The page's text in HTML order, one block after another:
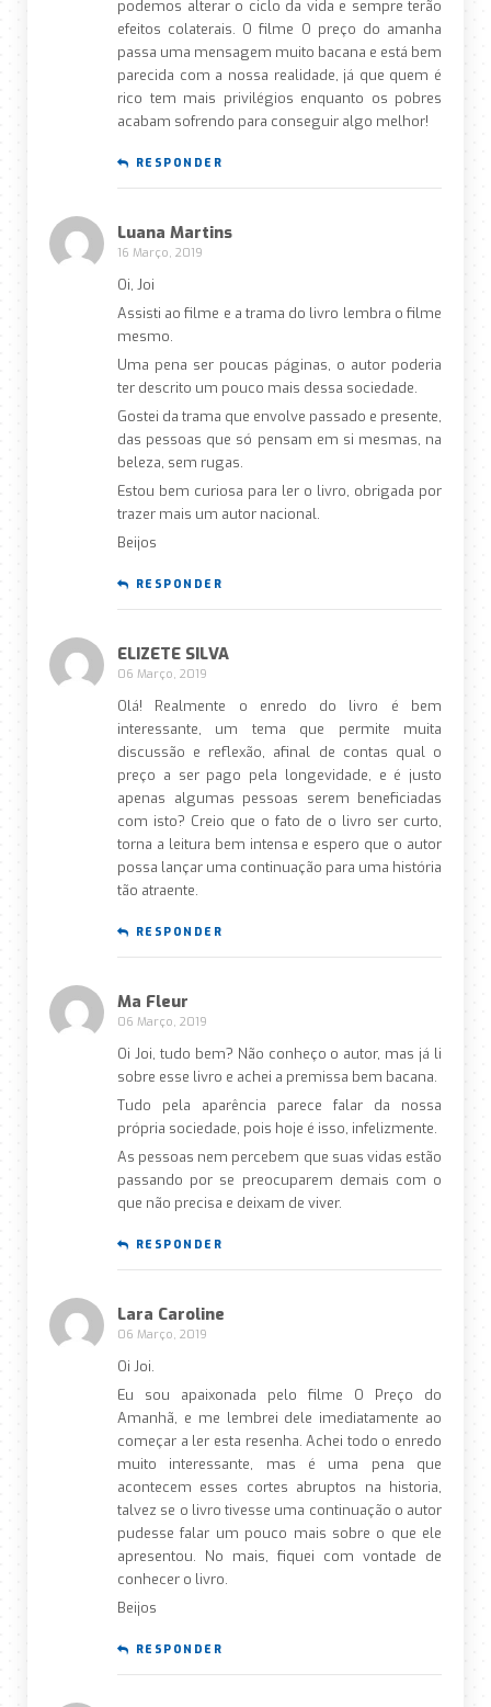
podemos alterar o ciclo da vida e sempre terão
efeitos colaterais. O filme O preço do amanha
passa uma mensagem muito bacana e está bem
parecida com a nossa realidade, já que quem é
rico tem mais privilégios enquanto os pobres
acabam sofrendo para conseguir algo melhor!
RESPONDER
Luana Martins
16 Março, 2019
Oi, Joi
Assisti ao filme e a trama do livro lembra o filme
mesmo.
Uma pena ser poucas páginas, o autor poderia
ter descrito um pouco mais dessa sociedade.
Gostei da trama que envolve passado e presente,
das pessoas que só pensam em si mesmas, na
beleza, sem rugas.
Estou bem curiosa para ler o livro, obrigada por
trazer mais um autor nacional.
Beijos
RESPONDER
ELIZETE SILVA
06 Março, 2019
Olá! Realmente o enredo do livro é bem
interessante, um tema que permite muita
discussão e reflexão, afinal de contas qual o
preço a ser pago pela longevidade, e é justo
apenas algumas pessoas serem beneficiadas
com isto? Creio que o fato de o livro ser curto,
torna a leitura bem intensa e espero que o autor
possa lançar uma continuação para uma história
tão atraente.
RESPONDER
Ma Fleur
06 Março, 2019
Oi Joi, tudo bem? Não conheço o autor, mas já li
sobre esse livro e achei a premissa bem bacana.
Tudo pela aparência parece falar da nossa
própria sociedade, pois hoje é isso, infelizmente.
As pessoas nem percebem que suas vidas estão
passando por se preocuparem demais com o
que não precisa e deixam de viver.
RESPONDER
Lara Caroline
06 Março, 2019
Oi Joi.
Eu sou apaixonada pelo filme O Preço do
Amanhã, e me lembrei dele imediatamente ao
começar a ler esta resenha. Achei todo o enredo
muito interessante, mas é uma pena que
acontecem esses cortes abruptos na historia,
talvez se o livro tivesse uma continuação o autor
pudesse falar um pouco mais sobre o que ele
apresentou. No mais, fiquei com vontade de
conhecer o livro.
Beijos
RESPONDER